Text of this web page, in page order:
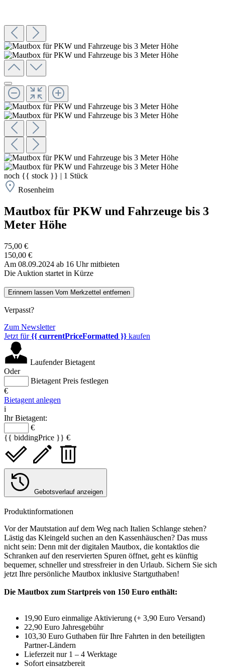
noch {{ stock }} | 1 Stück
Rosenheim
Mautbox für PKW und Fahrzeuge bis 3
Meter Höhe
75,00 €
150,00 €
Am 08.09.2024 ab 16 Uhr mitbieten
Die Auktion startet in Kürze
Erinnern lassen Vom Merkzettel entfernen
Verpasst?
Zum Newsletter
Jetzt für{{ currentPriceFormatted }} kaufen
Laufender Bietagent
Oder
Bietagent Preis festlegen
€
Bietagent anlegen
i
Ihr Bietagent:
€
{{ biddingPrice }} €
Gebotsverlauf anzeigen
Produktinformationen
Vor der Mautstation auf dem Weg nach Italien Schlange stehen?
Lästig das Kleingeld suchen an den Kassenhäuschen? Das muss
nicht sein: Denn mit der digitalen Mautbox, die kontaktlos die
Schranken auf den reservierten Spuren öffnet, geht es künftig
bequemer, schneller und stressfreier in den Urlaub. Sichern Sie sich
jetzt Ihre persönliche Mautbox inklusive Startguthaben!
Die Mautbox zum Startpreis von 150 Euro enthält:
19,90 Euro einmalige Aktivierung (+ 3,90 Euro Versand)
22,90 Euro Jahresgebühr
103,30 Euro Guthaben für Ihre Fahrten in den beteiligten
Partner-Ländern
Lieferzeit nur 1 – 4 Werktage
Sofort einsatzbereit